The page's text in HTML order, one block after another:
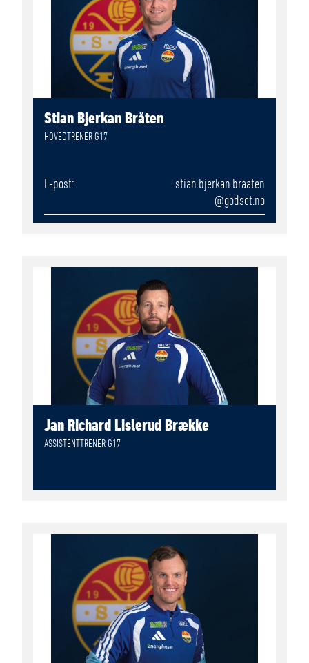
Stian Bjerkan Bråten
HOVEDTRENER G17
E-post
stian.bjerkan.braaten
@godset.no
Jan Richard Lislerud Brække
ASSISTENTTRENER G17